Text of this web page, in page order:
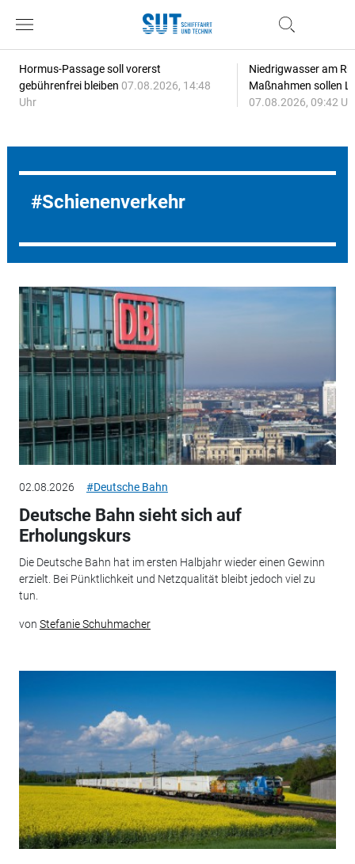
Hormus-Passage soll vorerst
gebührenfrei bleiben 07.08.2026, 14:48
Uhr
Niedrigwasser am
Maßnahmen sollen
07.08.2026, 09:42
Schienenverkehr
02.08.2026 #Deutsche Bahn
Deutsche Bahn sieht sich auf
Erholungskurs
Die Deutsche Bahn hat im ersten Halbjahr wieder einen Gewinn
erzielt. Bei Pünktlichkeit und Netzqualität bleibt jedoch viel zu
tun.
von Stefanie Schuhmacher